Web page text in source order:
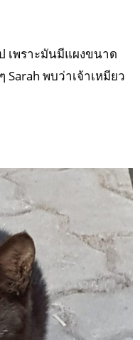
เพราะมันมีแผงขนาด
Sarah พบว่าเจ้าเหมียว